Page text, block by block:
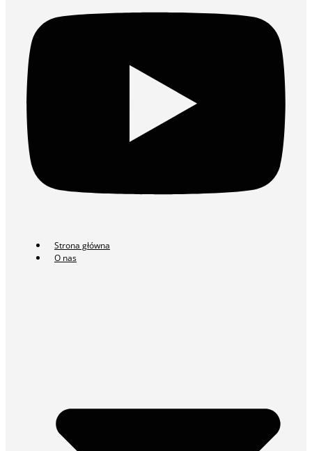
Strona główna
O nas